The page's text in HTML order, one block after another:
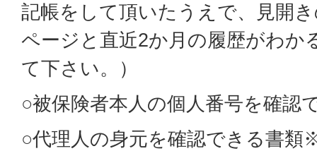
記帳をして頂いたうえで、見開
ページと直近2か月の履歴がわか
て下さい。）
○被保険者本人の個人番号を確認
○代理人の身元を確認できる書類